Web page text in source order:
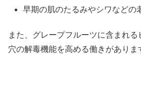
早期の肌のたるみやシワなどの
また、グレープフルーツに含まれ
穴の解毒機能を高める働きがありま